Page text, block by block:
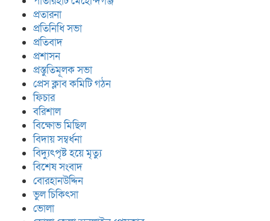
প্রতারনা
প্রতিনিধি সভা
প্রতিবাদ
প্রশাসন
প্রস্তুতিমূলক সভা
প্রেস ক্লাব কমিটি গঠন
ফিচার
বরিশাল
বিক্ষোভ মিছিল
বিদায় সম্বর্ধনা
বিদ্যুৎপৃষ্ট হয়ে মৃত্যু
বিশেষ সংবাদ
বোরহানউদ্দিন
ভুল চিকিৎসা
ভোলা